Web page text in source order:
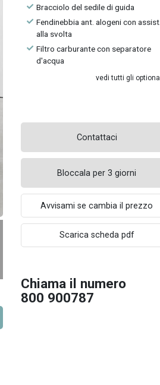
Bracciolo del sedile di guida
Fendinebbia ant. alogeni con assist.
alla svolta
Filtro carburante con separatore
d'acqua
vedi tutti gli optional
Contattaci
Bloccala per 3 giorni
Avvisami se cambia il prezzo
Scarica scheda pdf
Chiama il numero
800 900787